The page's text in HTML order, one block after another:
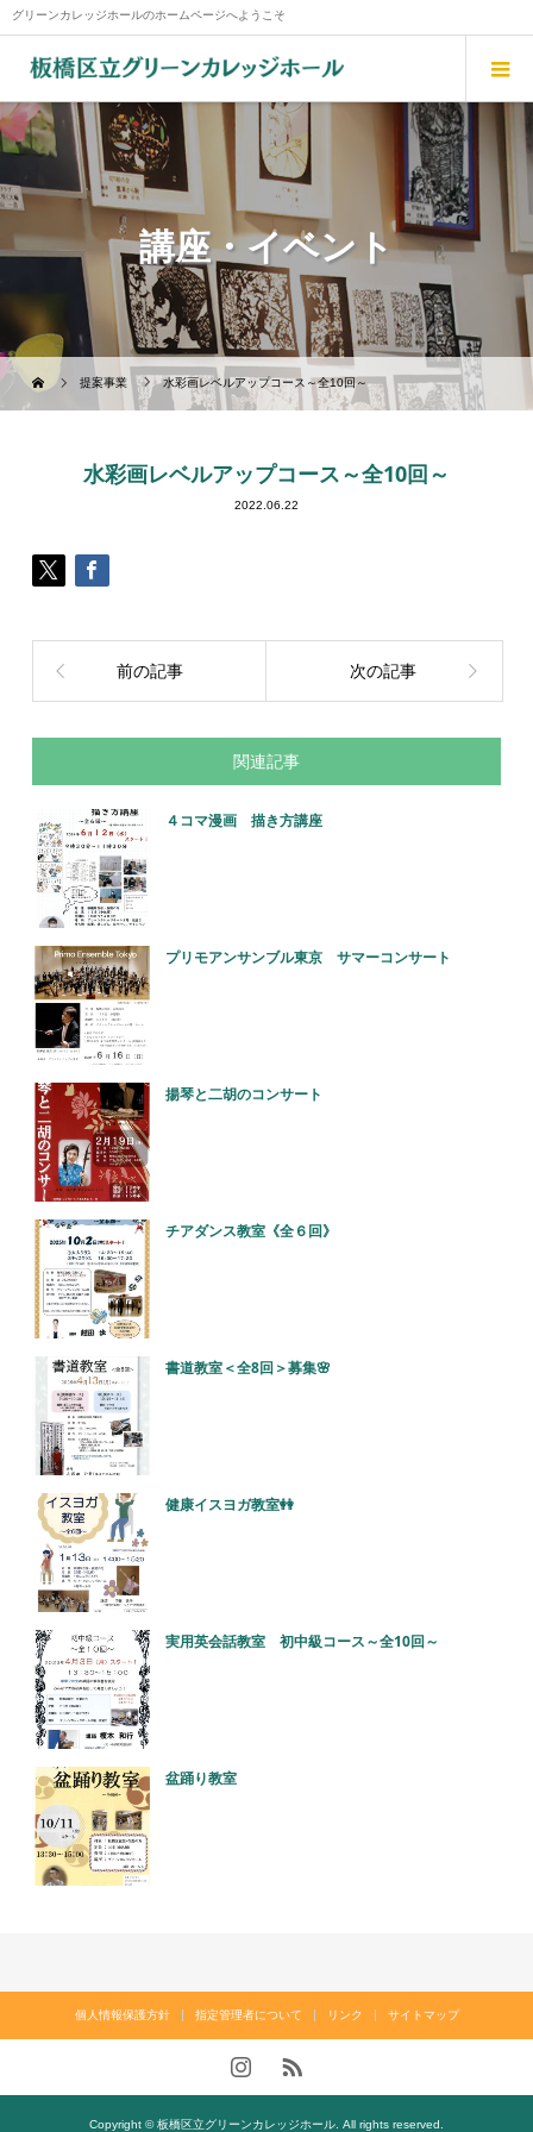
グリーンカレッジホールのホームページへようこそ
講座・イベント
提案事業 水彩画レベルアップコース～全10回～
水彩画レベルアップコース～全10回～
2022.06.22
前の記事 次の記事
関連記事
４コマ漫画 描き方講座
プリモアンサンブル東京 サマーコンサート
揚琴と二胡のコンサート
チアダンス教室《全６回》
書道教室＜全8回＞募集🌸
健康イスヨガ教室👭
実用英会話教室 初中級コース～全10回～
盆踊り教室
個人情報保護方針 指定管理者について リンク サイトマップ
Copyright © 板橋区立グリーンカレッジホール. All rights reserved.